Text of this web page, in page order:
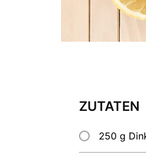
ZUTATEN
250 g